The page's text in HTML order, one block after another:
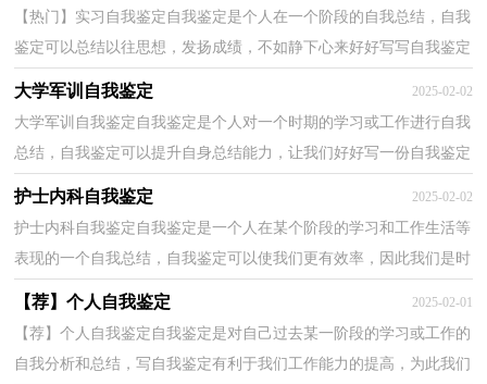
【热门】实习自我鉴定自我鉴定是个人在一个阶段的自我总结，自我
鉴定可以总结以往思想，发扬成绩，不如静下心来好好写写自我鉴定
吧。你想知道自我鉴定怎么写吗？以下是小编精心整理...
大学军训自我鉴定 2025-02-02
大学军训自我鉴定自我鉴定是个人对一个时期的学习或工作进行自我
总结，自我鉴定可以提升自身总结能力，让我们好好写一份自我鉴定
总结一下吧。我们该怎么写自我鉴定呢？以下是小编...
护士内科自我鉴定 2025-02-02
护士内科自我鉴定自我鉴定是一个人在某个阶段的学习和工作生活等
表现的一个自我总结，自我鉴定可以使我们更有效率，因此我们是时
候写一份自我鉴定了。但是却发现不知道该写些什...
【荐】个人自我鉴定 2025-02-01
【荐】个人自我鉴定自我鉴定是对自己过去某一阶段的学习或工作的
自我分析和总结，写自我鉴定有利于我们工作能力的提高，为此我们